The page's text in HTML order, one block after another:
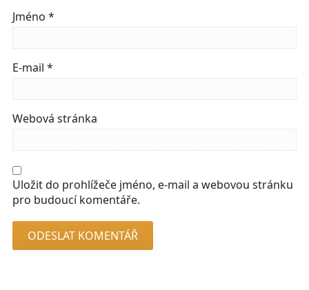
Jméno *
E-mail *
Webová stránka
Uložit do prohlížeče jméno, e-mail a webovou stránku
pro budoucí komentáře.